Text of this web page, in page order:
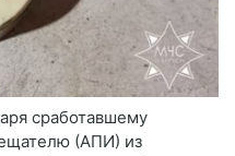
сработавшему
(АПИ) из